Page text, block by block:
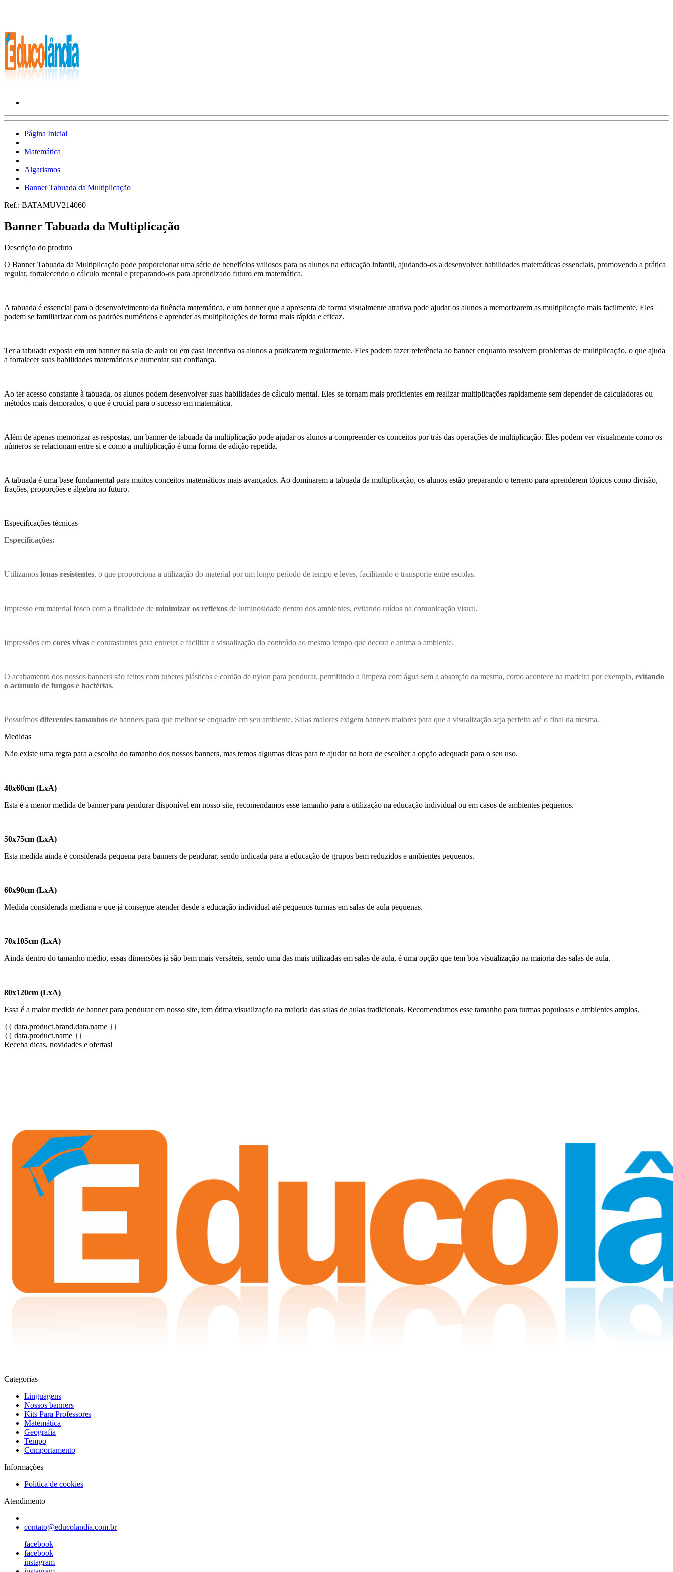
Página Inicial
Matemática
Algarismos
Banner Tabuada da Multiplicação
Ref.: BATAMUV214060
Banner Tabuada da Multiplicação
Descrição do produto
O Banner Tabuada da Multiplicação pode proporcionar uma série de benefícios valiosos para os alunos na educação infantil, ajudando-os a desenvolver habilidades matemáticas essenciais, promovendo a prática
regular, fortalecendo o cálculo mental e preparando-os para aprendizado futuro em matemática.
A tabuada é essencial para o desenvolvimento da fluência matemática, e um banner que a apresenta de forma visualmente atrativa pode ajudar os alunos a memorizarem as multiplicação mais facilmente. Eles
podem se familiarizar com os padrões numéricos e aprender as multiplicações de forma mais rápida e eficaz.
Ter a tabuada exposta em um banner na sala de aula ou em casa incentiva os alunos a praticarem regularmente. Eles podem fazer referência ao banner enquanto resolvem problemas de multiplicação, o que ajuda
a fortalecer suas habilidades matemáticas e aumentar sua confiança.
Ao ter acesso constante à tabuada, os alunos podem desenvolver suas habilidades de cálculo mental. Eles se tornam mais proficientes em realizar multiplicações rapidamente sem depender de calculadoras ou
métodos mais demorados, o que é crucial para o sucesso em matemática.
Além de apenas memorizar as respostas, um banner de tabuada da multiplicação pode ajudar os alunos a compreender os conceitos por trás das operações de multiplicação. Eles podem ver visualmente como os
números se relacionam entre si e como a multiplicação é uma forma de adição repetida.
A tabuada é uma base fundamental para muitos conceitos matemáticos mais avançados. Ao dominarem a tabuada da multiplicação, os alunos estão preparando o terreno para aprenderem tópicos como divisão,
frações, proporções e álgebra no futuro.
Especificações técnicas
Especificações:
Utilizamos lonas resistentes, o que proporciona a utilização do material por um longo período de tempo e leves, facilitando o transporte entre escolas.
Impresso em material fosco com a finalidade de minimizar os reflexos de luminosidade dentro dos ambientes, evitando ruídos na comunicação visual.
Impressões em cores vivas e contrastantes para entreter e facilitar a visualização do conteúdo ao mesmo tempo que decora e anima o ambiente.
O acabamento dos nossos banners são feitos com tubetes plásticos e cordão de nylon para pendurar, permitindo a limpeza com água sem a absorção da mesma, como acontece na madeira por exemplo, evitando
o acúmulo de fungos e bactérias.
Possuímos diferentes tamanhos de banners para que melhor se enquadre em seu ambiente. Salas maiores exigem banners maiores para que a visualização seja perfeita até o final da mesma.
Medidas
Não existe uma regra para a escolha do tamanho dos nossos banners, mas temos algumas dicas para te ajudar na hora de escolher a opção adequada para o seu uso.
40x60cm (LxA)
Esta é a menor medida de banner para pendurar disponível em nosso site, recomendamos esse tamanho para a utilização na educação individual ou em casos de ambientes pequenos.
50x75cm (LxA)
Esta medida ainda é considerada pequena para banners de pendurar, sendo indicada para a educação de grupos bem reduzidos e ambientes pequenos.
60x90cm (LxA)
Medida considerada mediana e que já consegue atender desde a educação individual até pequenos turmas em salas de aula pequenas.
70x105cm (LxA)
Ainda dentro do tamanho médio, essas dimensões já são bem mais versáteis, sendo uma das mais utilizadas em salas de aula, é uma opção que tem boa visualização na maioria das salas de aula.
80x120cm (LxA)
Essa é a maior medida de banner para pendurar em nosso site, tem ótima visualização na maioria das salas de aulas tradicionais. Recomendamos esse tamanho para turmas populosas e ambientes amplos.
{{ data.product.brand.data.name }}
{{ data.product.name }}
Receba dicas, novidades e ofertas!
Categorias
Linguagens
Nossos banners
Kits Para Professores
Matemática
Geografia
Tempo
Comportamento
Informações
Política de cookies
Atendimento
contato@educolandia.com.br
facebook
facebook
instagram